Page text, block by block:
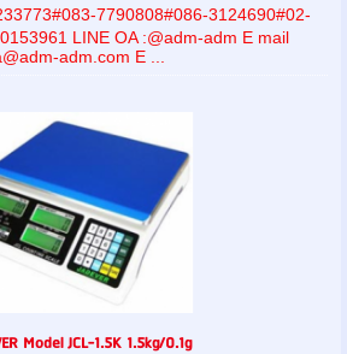
7790808#086-3124690#02-
LINE OA :@adm-adm E mail
adm.com E ...
Model JCL-1.5K 1.5kg/0.1g